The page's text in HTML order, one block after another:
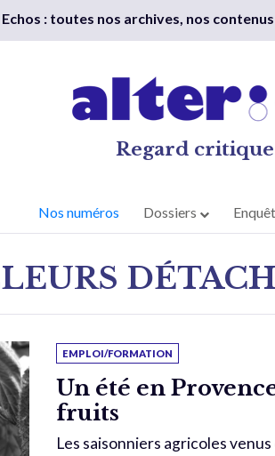
: toutes nos archives, nos
Regard critique
Nos numéros Dossiers
EMPLOI/FORMATION
Un été en
fruits
Les saisonniers agricoles